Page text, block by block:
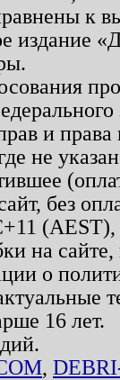
к
издание
и
не
без
на
о
16 лет.
,